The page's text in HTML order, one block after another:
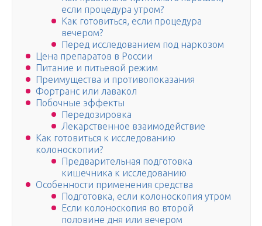
если процедура утром?
Как готовиться, если процедура
вечером?
Перед исследованием под наркозом
Цена препаратов в России
Питание и питьевой режим
Преимущества и противопоказания
Фортранс или лавакол
Побочные эффекты
Передозировка
Лекарственное взаимодействие
Как готовиться к исследованию
колоноскопии?
Предварительная подготовка
кишечника к исследованию
Особенности применения средства
Подготовка, если колоноскопия утром
Если колоноскопия во второй
половине дня или вечером